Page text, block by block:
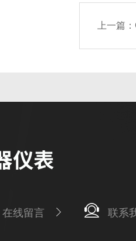
上一篇：
在线留言 联系